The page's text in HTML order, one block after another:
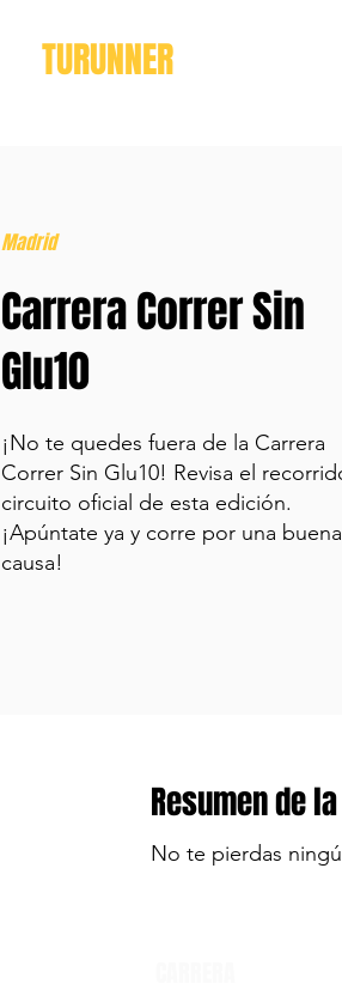
TURUNNER
Madrid
Carrera Correr Sin
Glu10
¡No te quedes fuera de la Carrera
Correr Sin Glu10! Revisa el
circuito oficial de esta edición.
¡Apúntate ya y corre por una buena
causa!
Resumen de
No te pierdas